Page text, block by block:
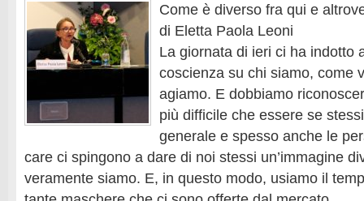
Come è diverso fra qui e
di Eletta Paola Leoni
La giornata di ieri ci ha indotto
coscienza su chi siamo, come
agiamo. E dobbiamo
più difficile che essere se
generale e spesso anche le
care ci spingono a dare di noi stessi un’immagine
veramente siamo. E, in questo modo, usiamo il